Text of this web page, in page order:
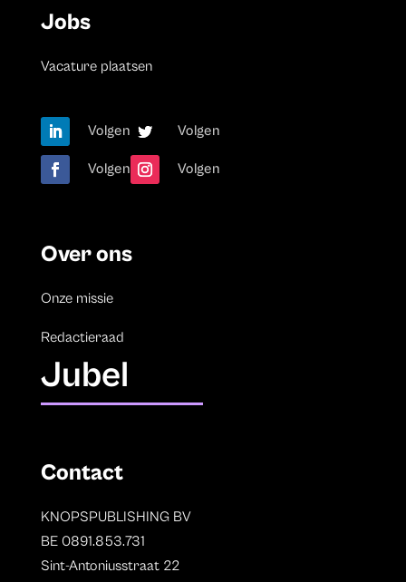
Jobs
Vacature plaatsen
Volgen Volgen
Volgen Volgen
Over ons
Onze missie
Redactieraad
Jubel
Contact
KNOPSPUBLISHING BV
BE 0891.853.731
Sint-Antoniusstraat 22